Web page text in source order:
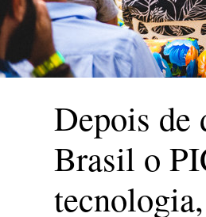
Depois de
Brasil o